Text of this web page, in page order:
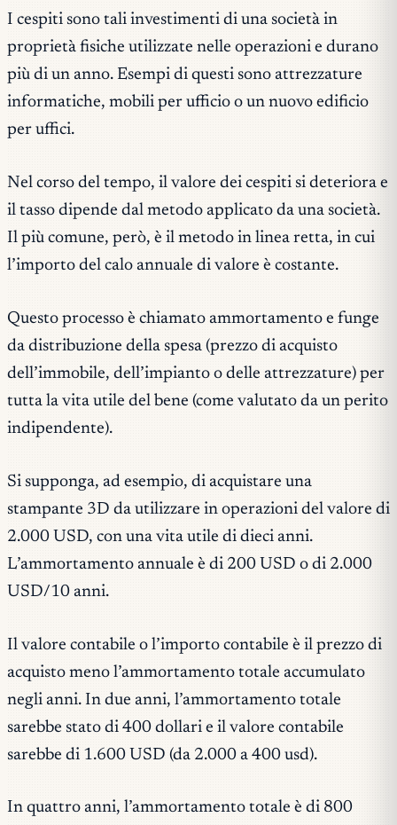
I cespiti sono tali investimenti di una società in
proprietà fisiche utilizzate nelle operazioni e durano
più di un anno. Esempi di questi sono attrezzature
informatiche, mobili per ufficio o un nuovo edificio
per uffici.
Nel corso del tempo, il valore dei cespiti si deteriora e
il tasso dipende dal metodo applicato da una società.
Il più comune, però, è il metodo in linea retta, in cui
l’importo del calo annuale di valore è costante.
Questo processo è chiamato ammortamento e funge
da distribuzione della spesa (prezzo di acquisto
dell’immobile, dell’impianto o delle attrezzature) per
tutta la vita utile del bene (come valutato da un perito
indipendente).
Si supponga, ad esempio, di acquistare una
stampante 3D da utilizzare in operazioni del valore di
2.000 USD, con una vita utile di dieci anni.
L’ammortamento annuale è di 200 USD o di 2.000
USD/10 anni.
Il valore contabile o l’importo contabile è il prezzo di
acquisto meno l’ammortamento totale accumulato
negli anni. In due anni, l’ammortamento totale
sarebbe stato di 400 dollari e il valore contabile
sarebbe di 1.600 USD (da 2.000 a 400 usd).
In quattro anni, l’ammortamento totale è di 800